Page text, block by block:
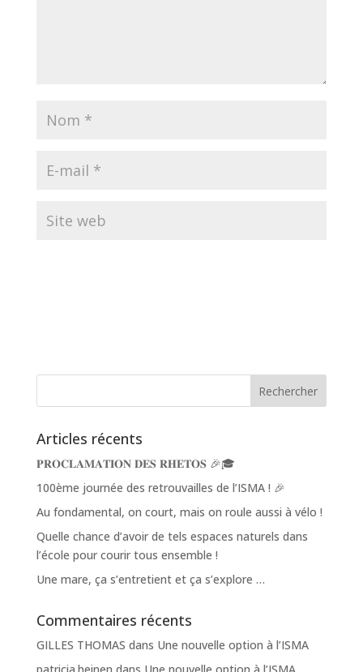
Articles récents
𝐏𝐑𝐎𝐂𝐋𝐀𝐌𝐀𝐓𝐈𝐎𝐍 𝐃𝐄𝐒 𝐑𝐇𝐄𝐓𝐎𝐒 🎉🎓
100ème journée des retrouvailles de l’ISMA ! 🎉
Au fondamental, on court, mais on roule aussi à vélo !
Quelle chance d’avoir de tels espaces naturels dans
l’école pour courir tous ensemble !
Une mare, ça s’entretient et ça s’explore …
Commentaires récents
GILLES THOMAS dans Une nouvelle option à l’ISMA